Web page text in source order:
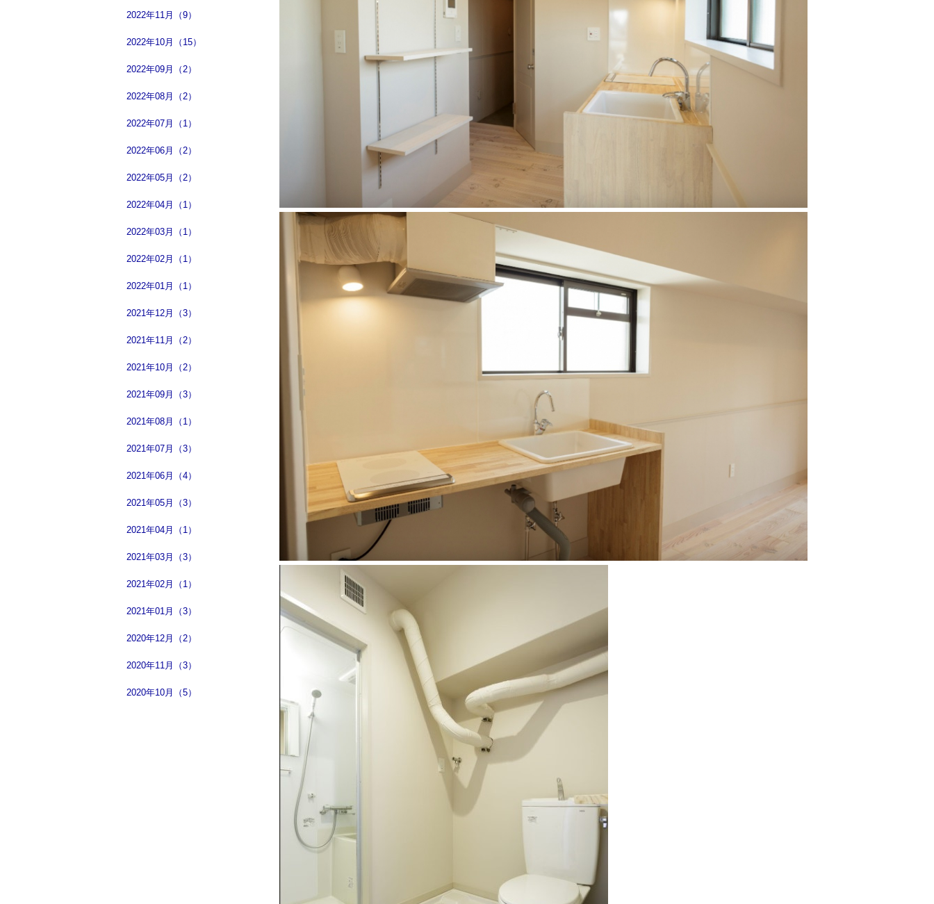
2022年11月（9）
2022年10月（15）
2022年09月（2）
2022年08月（2）
2022年07月（1）
2022年06月（2）
2022年05月（2）
2022年04月（1）
2022年03月（1）
2022年02月（1）
2022年01月（1）
2021年12月（3）
2021年11月（2）
2021年10月（2）
2021年09月（3）
2021年08月（1）
2021年07月（3）
2021年06月（4）
2021年05月（3）
2021年04月（1）
2021年03月（3）
2021年02月（1）
2021年01月（3）
2020年12月（2）
2020年11月（3）
2020年10月（5）